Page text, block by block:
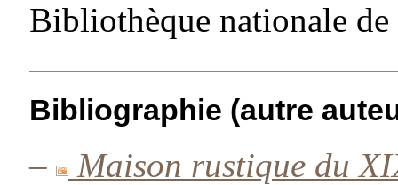
Bibliothèque nationale de
Bibliographie (autre
–
Maison rustique du